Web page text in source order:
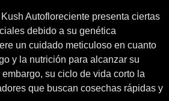
Autofloreciente presenta ciertas
debido a su genética
un cuidado meticuloso en cuanto
y la nutrición para alcanzar su
su ciclo de vida corto la
que buscan cosechas rápidas y